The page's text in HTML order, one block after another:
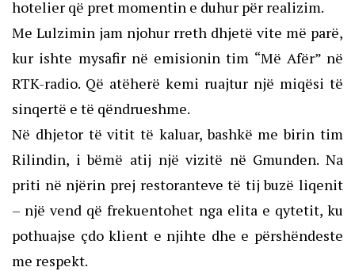
hotelier që pret momentin e duhur për realizim.
Me Lulzimin jam njohur rreth dhjetë vite më parë,
kur ishte mysafir në emisionin tim “Më Afër” në
RTK-radio. Që atëherë kemi ruajtur një miqësi të
sinqertë e të qëndrueshme.
Në dhjetor të vitit të kaluar, bashkë me birin tim
Rilindin, i bëmë atij një vizitë në Gmunden. Na
priti në njërin prej restoranteve të tij buzë liqenit
– një vend që frekuentohet nga elita e qytetit, ku
pothuajse çdo klient e njihte dhe e përshëndeste
me respekt.